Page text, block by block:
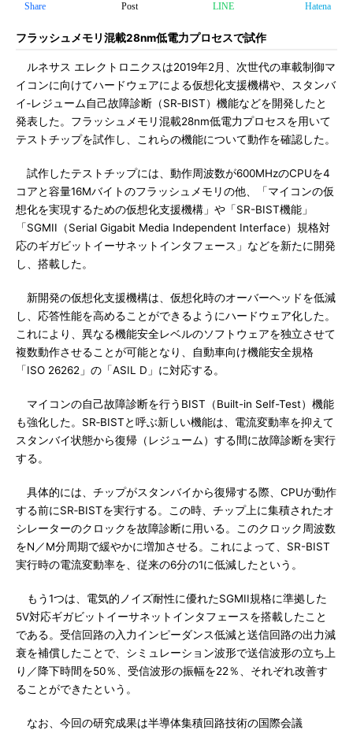
Share Post LINE Hatena
フラッシュメモリ混載28nm低電力プロセスで試作
ルネサス エレクトロニクスは2019年2月、次世代の車載制御マ
イコンに向けてハードウェアによる仮想化支援機構や、スタンバ
イ‐レジューム自己故障診断（SR‐BIST）機能などを開発したと
発表した。フラッシュメモリ混載28nm低電力プロセスを用いて
テストチップを試作し、これらの機能について動作を確認した。
試作したテストチップには、動作周波数が600MHzのCPUを4
コアと容量16Mバイトのフラッシュメモリの他、「マイコンの仮
想化を実現するための仮想化支援機構」や「SR-BIST機能」
「SGMII（Serial Gigabit Media Independent Interface）規格対
応のギガビットイーサネットインタフェース」などを新たに開発
し、搭載した。
新開発の仮想化支援機構は、仮想化時のオーバーヘッドを低減
し、応答性能を高めることができるようにハードウェア化した。
これにより、異なる機能安全レベルのソフトウェアを独立させて
複数動作させることが可能となり、自動車向け機能安全規格
「ISO 26262」の「ASIL D」に対応する。
マイコンの自己故障診断を行うBIST（Built-in Self-Test）機能
も強化した。SR‐BISTと呼ぶ新しい機能は、電流変動率を抑えて
スタンバイ状態から復帰（レジューム）する間に故障診断を実行
する。
具体的には、チップがスタンバイから復帰する際、CPUが動作
する前にSR‐BISTを実行する。この時、チップ上に集積されたオ
シレーターのクロックを故障診断に用いる。このクロック周波数
をN／M分周期で緩やかに増加させる。これによって、SR-BIST
実行時の電流変動率を、従来の6分の1に低減したという。
もう1つは、電気的ノイズ耐性に優れたSGMII規格に準拠した
5V対応ギガビットイーサネットインタフェースを搭載したこと
である。受信回路の入力インピーダンス低減と送信回路の出力減
衰を補償したことで、シミュレーション波形で送信波形の立ち上
り／降下時間を50％、受信波形の振幅を22％、それぞれ改善す
ることができたという。
なお、今回の研究成果は半導体集積回路技術の国際会議